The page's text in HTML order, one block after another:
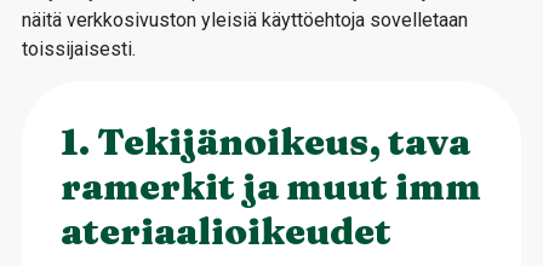
näitä verkkosivuston yleisiä käyttöehtoja sovelletaan
toissijaisesti.
1. Tekijänoikeus, tava
ramerkit ja muut imm
ateriaalioikeudet